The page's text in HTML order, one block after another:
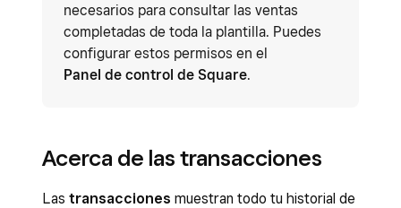
necesarios para consultar las ventas
completadas de toda la plantilla. Puedes
configurar estos permisos en el
Panel de control de Square.
Acerca de las transacciones
Las transacciones muestran todo tu historial de